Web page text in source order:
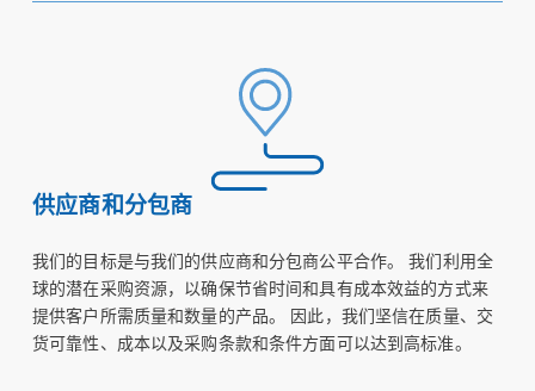
供应商和分包商
我们的目标是与我们的供应商和分包商公平合作。 我们利用全
球的潜在采购资源，以确保节省时间和具有成本效益的方式来
提供客户所需质量和数量的产品。 因此，我们坚信在质量、交
货可靠性、成本以及采购条款和条件方面可以达到高标准。